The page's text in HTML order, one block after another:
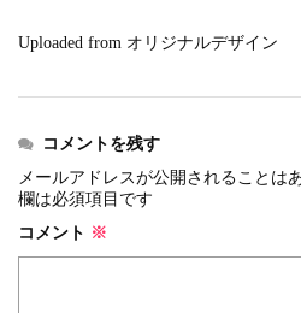
events
BIB-IT.のZERO WASTE...
events
2026.2.2
仙台国際ハーフマラソン2026 大会
events
2025.10.1
第46回 丹波篠山ABCマラソン...
Uploaded from オリジナルデザイン
コメントを残す
メールアドレスが公開されることは
欄は必須項目です
コメント ※